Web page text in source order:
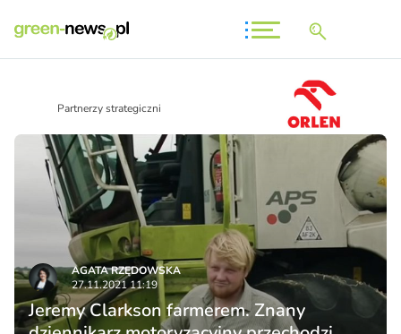
Partnerzy strategiczni
AGATA RZĘDOWSKA
27.11.2021 11:19
Jeremy Clarkson farmerem. Znany